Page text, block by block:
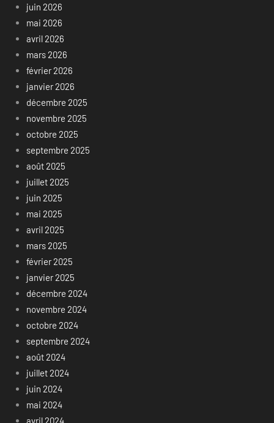
juin 2026
mai 2026
avril 2026
mars 2026
février 2026
janvier 2026
décembre 2025
novembre 2025
octobre 2025
septembre 2025
août 2025
juillet 2025
juin 2025
mai 2025
avril 2025
mars 2025
février 2025
janvier 2025
décembre 2024
novembre 2024
octobre 2024
septembre 2024
août 2024
juillet 2024
juin 2024
mai 2024
avril 2024